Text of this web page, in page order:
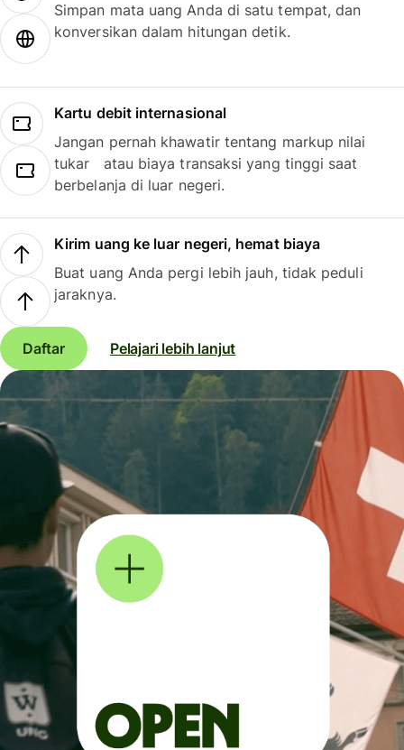
Simpan mata uang Anda di satu tempat, dan
konversikan dalam hitungan detik.
Kartu debit internasional
Jangan pernah khawatir tentang markup nilai
tukar atau biaya transaksi yang tinggi saat
berbelanja di luar negeri.
Kirim uang ke luar negeri, hemat biaya
Buat uang Anda pergi lebih jauh, tidak peduli
jaraknya.
Daftar Pelajari lebih lanjut